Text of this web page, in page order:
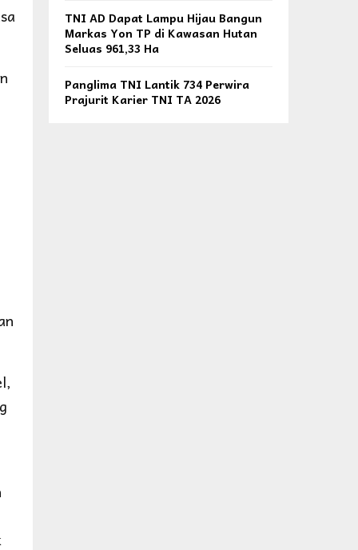
TNI AD Dapat Lampu Hijau Bangun
Markas Yon TP di Kawasan Hutan
Seluas 961,33 Ha
Panglima TNI Lantik 734 Perwira
Prajurit Karier TNI TA 2026